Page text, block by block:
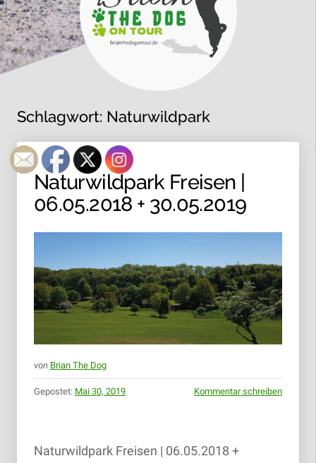
Schlagwort: Naturwildpark
Naturwildpark Freisen |
06.05.2018 + 30.05.2019
von Brian The Dog
Gepostet: Mai 30, 2019 Kommentar schreiben
Naturwildpark Freisen | 06.05.2018 +